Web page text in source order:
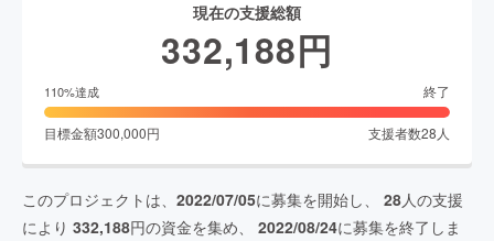
現在の支援総額
332,188円
110%達成 終了
目標金額300,000円 支援者数28 人
このプロジェクトは、 2022/07/05に募集を開始し、 28人の支援
により 332,188円の資金を集め、 2022/08/24に募集を終了しま